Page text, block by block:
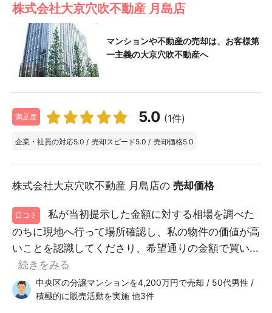
株式会社大京穴吹不動産 月島店
マンションや不動産の売却は、お客様第
一主義の大京穴吹不動産へ
満足度 5.0 (1件)
企業・社員の対応5.0 / 売却スピード5.0 / 売却価格5.0
株式会社大京穴吹不動産 月島店の 売却価格
口コミ
私が当初提示した金額に対する相場を調べた
のちに現地へ行って場所確認し、私の物件の価値が高
いことを認識してくださり、希望通りの金額で買い...
続きをみる
中央区の分譲マンションを4,200万円で売却 / 50代男性 /
積極的に販売活動を実施 他3件